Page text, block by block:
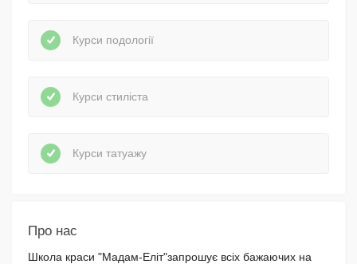
Курси подології
Курси стиліста
Курси татуажу
Про нас
Школа краси "Мадам-Еліт"запрошує всіх бажаючих на